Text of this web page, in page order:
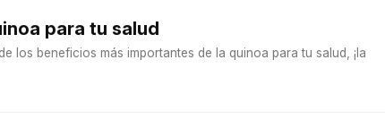
para tu salud
los beneficios más importantes de la quinoa para tu salud, ¡la